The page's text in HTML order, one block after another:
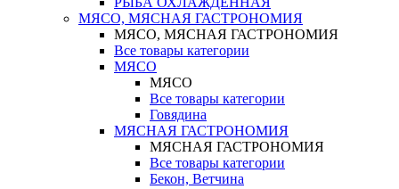
МЯСО, МЯСНАЯ ГАСТРОНОМИЯ
МЯСО, МЯСНАЯ ГАСТРОНОМИЯ
Все товары категории
МЯСО
МЯСО
Все товары категории
Говядина
МЯСНАЯ ГАСТРОНОМИЯ
МЯСНАЯ ГАСТРОНОМИЯ
Все товары категории
Бекон, Ветчина